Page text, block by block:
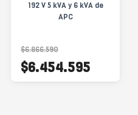
192 V 5 kVA y 6 kVA de
APC
$6.866.590
$6.454.595